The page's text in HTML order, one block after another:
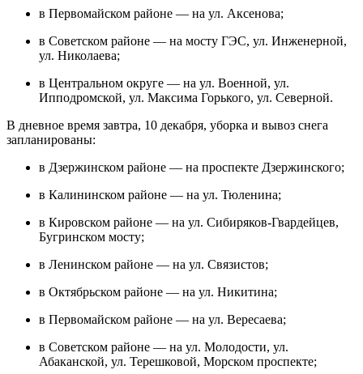
в Первомайском районе — на ул. Аксенова;
в Советском районе — на мосту ГЭС, ул. Инженерной,
ул. Николаева;
в Центральном округе — на ул. Военной, ул.
Ипподромской, ул. Максима Горького, ул. Северной.
В дневное время завтра, 10 декабря, уборка и вывоз снега
запланированы:
в Дзержинском районе — на проспекте Дзержинского;
в Калининском районе — на ул. Тюленина;
в Кировском районе — на ул. Сибиряков-Гвардейцев,
Бугринском мосту;
в Ленинском районе — на ул. Связистов;
в Октябрьском районе — на ул. Никитина;
в Первомайском районе — на ул. Вересаева;
в Советском районе — на ул. Молодости, ул.
Абаканской, ул. Терешковой, Морском проспекте;